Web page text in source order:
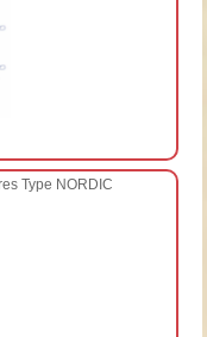
Type NORDIC